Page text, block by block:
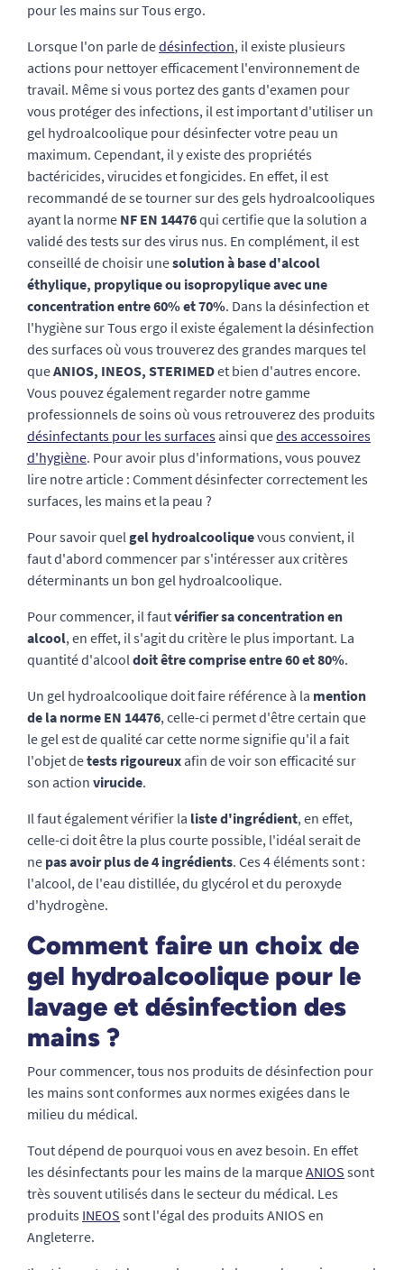
pour les mains sur Tous ergo.
Lorsque l'on parle dedésinfection, il existe plusieurs
actions pour nettoyer efficacement l'environnement de
travail. Même si vous portez des gants d'examen pour
vous protéger des infections, il est important d'utiliser un
gel hydroalcoolique pour désinfecter votre peau un
maximum. Cependant, il y existe des propriétés
bactéricides, virucides et fongicides. En effet, il est
recommandé de se tourner sur des gels hydroalcooliques
ayant la norme NF EN 14476qui certifie que la solution a
validé des tests sur des virus nus. En complément, il est
conseillé de choisir unesolution à base d'alcool
éthylique, propylique ou isopropylique avec une
concentration entre 60% et 70%. Dans la désinfection et
l'hygiène sur Tous ergo il existe également la désinfection
des surfaces où vous trouverez des grandes marques tel
queANIOS, INEOS, STERIMEDet bien d'autres encore.
Vous pouvez également regarder notre gamme
professionnels de soins où vous retrouverez des produits
désinfectants pour les surfaces ainsi quedes accessoires
d'hygiène. Pour avoir plus d'informations, vous pouvez
lire notre article : Comment désinfecter correctement les
surfaces, les mains et la peau ?
Pour savoir quelgel hydroalcooliquevous convient, il
faut d'abord commencer par s'intéresser aux critères
déterminants un bon gel hydroalcoolique.
Pour commencer, il fautvérifier sa concentration en
alcool, en effet, il s'agit du critère le plus important. La
quantité d'alcooldoit être comprise entre 60 et 80%.
Un gel hydroalcoolique doit faire référence à la mention
de la norme EN 14476, celle-ci permet d'être certain que
le gel est de qualité car cette norme signifie qu'il a fait
l'objet detests rigoureux afin de voir son efficacité sur
son action virucide.
Il faut également vérifier la liste d'ingrédient, en effet,
celle-ci doit être la plus courte possible, l'idéal serait de
ne pas avoir plus de 4 ingrédients. Ces 4 éléments sont :
l'alcool, de l'eau distillée, du glycérol et du peroxyde
d'hydrogène.
Comment faire un choix de
gel hydroalcoolique pour le
lavage et désinfection des
mains ?
Pour commencer, tous nos produits de désinfection pour
les mains sont conformes aux normes exigées dans le
milieu du médical.
Tout dépend de pourquoi vous en avez besoin. En effet
les désinfectants pour les mains de la marqueANIOS sont
très souvent utilisés dans le secteur du médical. Les
produits INEOS sont l'égal des produits ANIOS en
Angleterre.